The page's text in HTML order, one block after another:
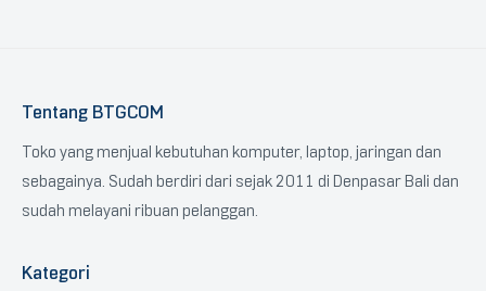
Tentang BTGCOM
Toko yang menjual kebutuhan komputer, laptop, jaringan dan
sebagainya. Sudah berdiri dari sejak 2011 di Denpasar Bali dan
sudah melayani ribuan pelanggan.
Kategori